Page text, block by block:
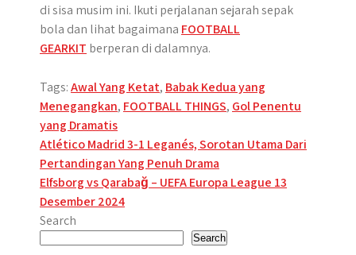
di sisa musim ini. Ikuti perjalanan sejarah sepak
bola dan lihat bagaimana FOOTBALL
GEARKIT berperan di dalamnya.
Tags:Awal Yang Ketat, Babak Kedua yang
Menegangkan, FOOTBALL THINGS, Gol Penentu
yang Dramatis
Post
navigation
Atlético Madrid 3-1 Leganés, Sorotan Utama Dari
Pertandingan Yang Penuh Drama
Elfsborg vs Qarabağ – UEFA Europa League 13
Desember 2024
Search
Search